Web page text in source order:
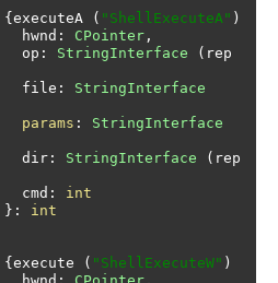
{ executeA ( "ShellExecuteA" )
                       hwnd
: CPointer ,
                       op
: StringInterface (
                       file
:
StringInterface
params :
StringInterface
                       dir
: StringInterface (
                       cmd
:
int
}:
int
{ execute ( "ShellExecuteW" )